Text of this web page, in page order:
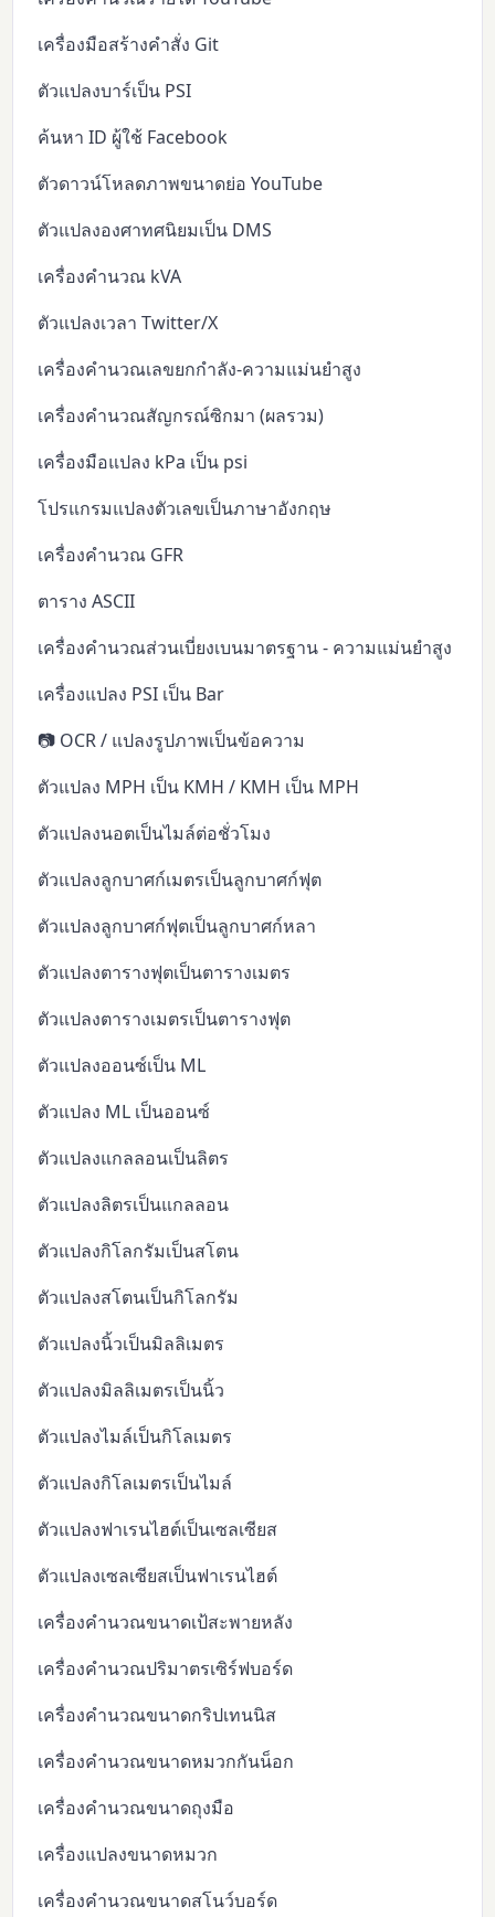
เครื่องมือสร้างคำสั่ง Git
ตัวแปลงบาร์เป็น PSI
ค้นหา ID ผู้ใช้ Facebook
ตัวดาวน์โหลดภาพขนาดย่อ YouTube
ตัวแปลงองศาทศนิยมเป็น DMS
เครื่องคำนวณ kVA
ตัวแปลงเวลา Twitter/X
เครื่องคำนวณเลขยกกำลัง-ความแม่นยำสูง
เครื่องคำนวณสัญกรณ์ซิกมา (ผลรวม)
เครื่องมือแปลง kPa เป็น psi
โปรแกรมแปลงตัวเลขเป็นภาษาอังกฤษ
เครื่องคำนวณ GFR
ตาราง ASCII
เครื่องคำนวณส่วนเบี่ยงเบนมาตรฐาน - ความแม่นยำสูง
เครื่องแปลง PSI เป็น Bar
📷 OCR / แปลงรูปภาพเป็นข้อความ
ตัวแปลง MPH เป็น KMH / KMH เป็น MPH
ตัวแปลงนอตเป็นไมล์ต่อชั่วโมง
ตัวแปลงลูกบาศก์เมตรเป็นลูกบาศก์ฟุต
ตัวแปลงลูกบาศก์ฟุตเป็นลูกบาศก์หลา
ตัวแปลงตารางฟุตเป็นตารางเมตร
ตัวแปลงตารางเมตรเป็นตารางฟุต
ตัวแปลงออนซ์เป็น ML
ตัวแปลง ML เป็นออนซ์
ตัวแปลงแกลลอนเป็นลิตร
ตัวแปลงลิตรเป็นแกลลอน
ตัวแปลงกิโลกรัมเป็นสโตน
ตัวแปลงสโตนเป็นกิโลกรัม
ตัวแปลงนิ้วเป็นมิลลิเมตร
ตัวแปลงมิลลิเมตรเป็นนิ้ว
ตัวแปลงไมล์เป็นกิโลเมตร
ตัวแปลงกิโลเมตรเป็นไมล์
ตัวแปลงฟาเรนไฮต์เป็นเซลเซียส
ตัวแปลงเซลเซียสเป็นฟาเรนไฮต์
เครื่องคำนวณขนาดเป้สะพายหลัง
เครื่องคำนวณปริมาตรเซิร์ฟบอร์ด
เครื่องคำนวณขนาดกริปเทนนิส
เครื่องคำนวณขนาดหมวกกันน็อก
เครื่องคำนวณขนาดถุงมือ
เครื่องแปลงขนาดหมวก
เครื่องคำนวณขนาดสโนว์บอร์ด